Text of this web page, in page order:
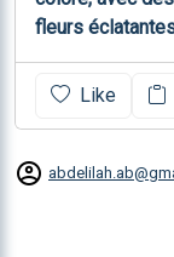
fleurs
Like